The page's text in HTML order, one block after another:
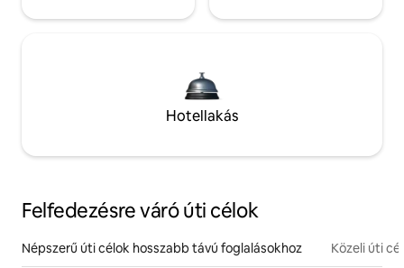
Hotellakás
Felfedezésre váró úti célok
Népszerű úti célok hosszabb távú foglalásokhoz Közeli úti